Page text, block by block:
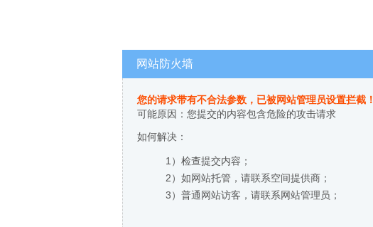
网站防火墙
您的请求带有不合法参数，已被网站管理员设置拦截！
可能原因：您提交的内容包含危险的攻击请求
如何解决：
1）检查提交内容；
2）如网站托管，请联系空间提供商；
3）普通网站访客，请联系网站管理员；